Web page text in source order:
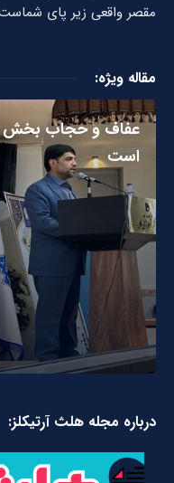
مقصر واقعی زیر پای
مقاله ویژه:
عفاف و حجاب بخش
است
درباره مجله هلث آرتیکلز: